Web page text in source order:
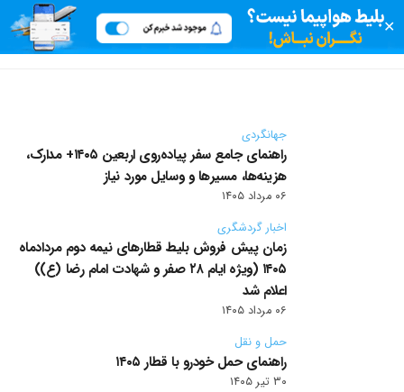
✕
ترفند ها و آموزش سفر
معتبرترین پاسپورت های جهان
زمان پیش‌ فروش بلیط قطارهای نیمه دوم مردادماه ۱۴۰۵
(ویژه ایام ۲۸ صفر و شهادت امام رضا (ع)) اعلام شد
حمل و نقل
امن ترین هواپیماهای ایران کدامند؟
جهانگردی
راهنمای جامع سفر پیاده‌روی اربعین ۱۴۰۵+ مدارک،
هزینه‌ها، مسیرها و وسایل مورد نیاز
۰۶ مرداد ۱۴۰۵
اخبار گردشگری
زمان پیش‌ فروش بلیط قطارهای نیمه دوم مردادماه
۱۴۰۵ (ویژه ایام ۲۸ صفر و شهادت امام رضا (ع))
اعلام شد
۰۶ مرداد ۱۴۰۵
حمل و نقل
راهنمای حمل خودرو با قطار ۱۴۰۵
۳۰ تیر ۱۴۰۵